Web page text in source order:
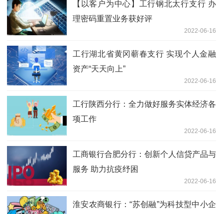
【以客户为中心】工行钢北太行支行 办
理密码重置业务获好评
2022-06-16
工行湖北省黄冈蕲春支行 实现个人金融
资产“天天向上”
2022-06-16
工行陕西分行：全力做好服务实体经济各
项工作
2022-06-16
工商银行合肥分行：创新个人信贷产品与
服务 助力抗疫纾困
2022-06-16
淮安农商银行：“苏创融”为科技型中小企